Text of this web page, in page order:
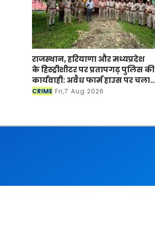
राजस्थान, हरियाणा और मध्यप्रदेश
के हिस्ट्रीशीटर पर प्रतापगढ़ पुलिस की
कार्यवाही: अवैध फार्म हाउस पर चला
बुलडोजर
CRIME Fri,7 Aug 2026